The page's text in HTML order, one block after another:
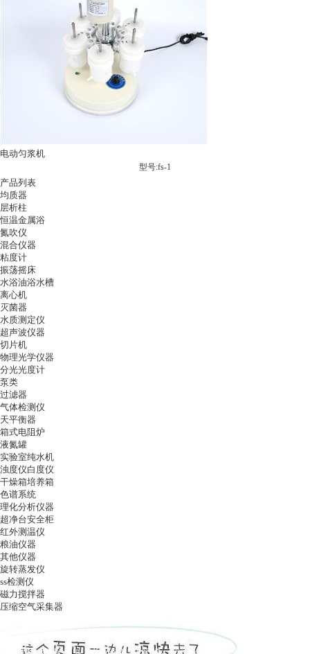
电动匀浆机
型号:fs-1
产品列表
均质器
层析柱
恒温金属浴
氮吹仪
混合仪器
粘度计
振荡摇床
水浴油浴水槽
离心机
灭菌器
水质测定仪
超声波仪器
切片机
物理光学仪器
分光光度计
泵类
过滤器
气体检测仪
天平衡器
箱式电阻炉
液氮罐
实验室纯水机
浊度仪白度仪
干燥箱培养箱
色谱系统
理化分析仪器
超净台安全柜
红外测温仪
粮油仪器
其他仪器
旋转蒸发仪
ss检测仪
磁力搅拌器
压缩空气采集器